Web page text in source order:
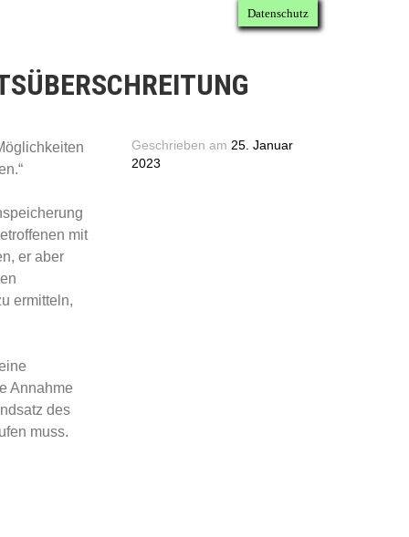
mit
er aber
ermitteln,
Annahme
des
muss.
Geschrieben am25. Januar
2023
Datenschutz